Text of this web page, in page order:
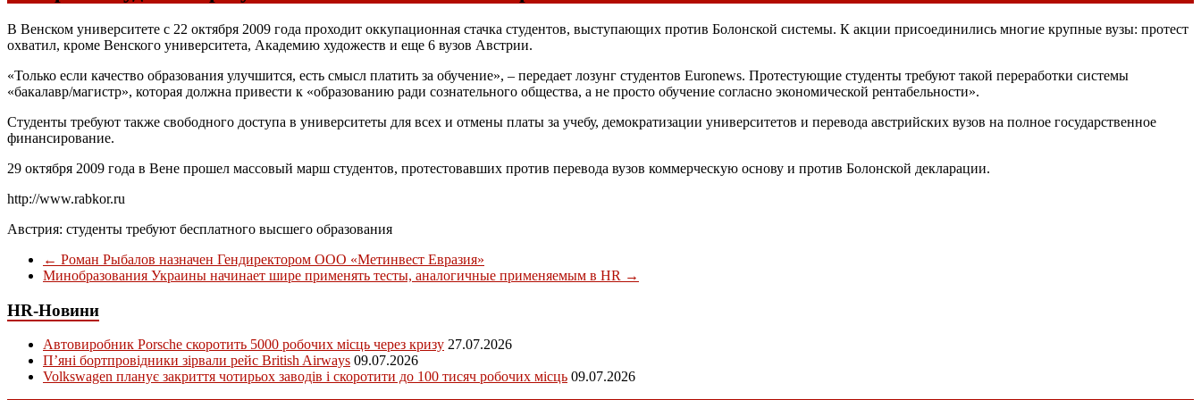
В Венском университете с 22 октября 2009 года проходит оккупационная стачка студентов, выступающих против Болонской системы. К акции присоединились многие крупные вузы: протест
охватил, кроме Венского университета, Академию художеств и еще 6 вузов Австрии.
«Только если качество образования улучшится, есть смысл платить за обучение», – передает лозунг студентов Euronews. Протестующие студенты требуют такой переработки системы
«бакалавр/магистр», которая должна привести к «образованию ради сознательного общества, а не просто обучение согласно экономической рентабельности».
Студенты требуют также свободного доступа в университеты для всех и отмены платы за учебу, демократизации университетов и перевода австрийских вузов на полное государственное
финансирование.
29 октября 2009 года в Вене прошел массовый марш студентов, протестовавших против перевода вузов коммерческую основу и против Болонской декларации.
http://www.rabkor.ru
Австрия: студенты требуют бесплатного высшего образования
← Роман Рыбалов назначен Гендиректором ООО «Метинвест Евразия»
Минобразования Украины начинает шире применять тесты, аналогичные применяемым в HR →
HR-Новини
Автовиробник Porsche скоротить 5000 робочих місць через кризу 27.07.2026
П’яні бортпровідники зірвали рейс British Airways 09.07.2026
Volkswagen планує закриття чотирьох заводів і скоротити до 100 тисяч робочих місць 09.07.2026